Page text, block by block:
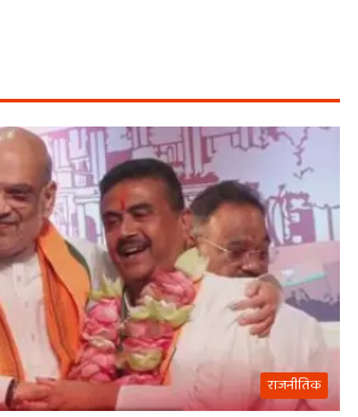
राजनीतिक